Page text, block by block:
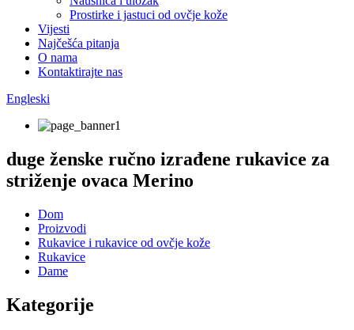
Prostirke i jastuci od ovčje kože
Vijesti
Najčešća pitanja
O nama
Kontaktirajte nas
Engleski
duge ženske ručno izrađene rukavice za
striženje ovaca Merino
Dom
Proizvodi
Rukavice i rukavice od ovčje kože
Rukavice
Dame
Kategorije